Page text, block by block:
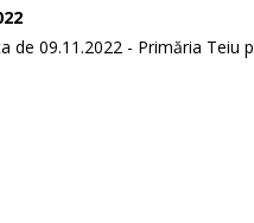
de 09.11.2022 - Primăria